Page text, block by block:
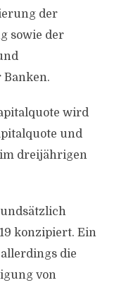
der
sowie der
wird
und
dreijährigen
konzipiert. Ein
die
von